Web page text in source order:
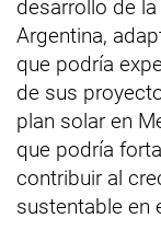
desarrollo de
Argentina,
que podría
de sus
plan solar en
que podría
contribuir al
sustentable en